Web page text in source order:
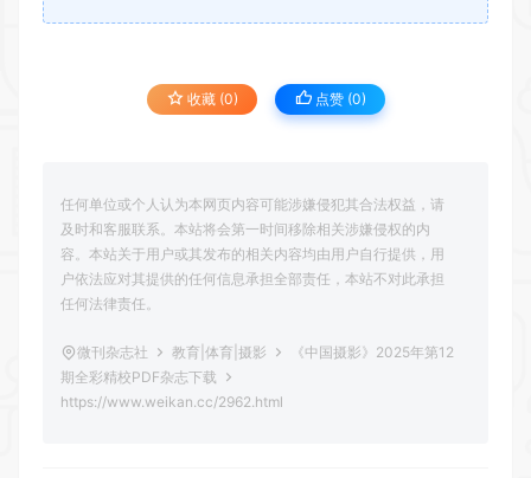
收藏 (0) 点赞 (0)
任何单位或个人认为本网页内容可能涉嫌侵犯其合法权益，请
及时和客服联系。本站将会第一时间移除相关涉嫌侵权的内
容。本站关于用户或其发布的相关内容均由用户自行提供，用
户依法应对其提供的任何信息承担全部责任，本站不对此承担
任何法律责任。
微刊杂志社 教育|体育|摄影
《中国摄影》2025年第12
期全彩精校PDF杂志下载
https://www.weikan.cc/2962.html